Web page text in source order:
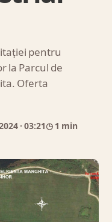
pentru
la Parcul de
Oferta
· 03:21◷ 1 min